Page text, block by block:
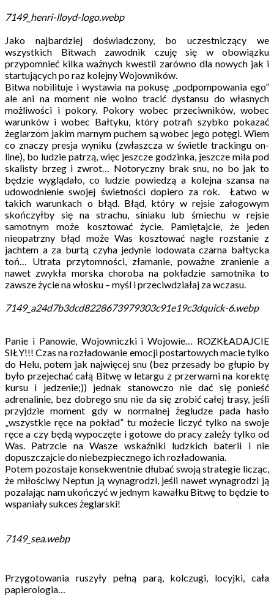
7149_henri-lloyd-logo.webp
Jako najbardziej doświadczony, bo uczestniczący we
wszystkich Bitwach zawodnik czuję się w obowiązku
przypomnieć kilka ważnych kwestii zarówno dla nowych jak i
startujących po raz kolejny Wojowników.
Bitwa nobilituje i wystawia na pokusę „podpompowania ego”
ale ani na moment nie wolno tracić dystansu do własnych
możliwości i pokory. Pokory wobec przeciwników, wobec
warunków i wobec Bałtyku, który potrafi szybko pokazać
żeglarzom jakim marnym puchem są wobec jego potęgi. Wiem
co znaczy presja wyniku (zwłaszcza w świetle trackingu on-
line), bo ludzie patrzą, więc jeszcze godzinka, jeszcze mila pod
skalisty brzeg i zwrot… Notoryczny brak snu, no bo jak to
będzie wyglądało, co ludzie powiedzą a kolejna szansa na
udowodnienie swojej świetności dopiero za rok. Łatwo w
takich warunkach o błąd. Błąd, który w rejsie załogowym
skończyłby się na strachu, siniaku lub śmiechu w rejsie
samotnym może kosztować życie. Pamiętajcie, że jeden
nieopatrzny błąd może Was kosztować nagłe rozstanie z
jachtem a za burtą czyha jedynie lodowata czarna bałtycka
toń… Utrata przytomności, złamanie, poważne zranienie a
nawet zwykła morska choroba na pokładzie samotnika to
zawsze życie na włosku – myśl i przeciwdziałaj za wczasu.
7149_a24d7b3dcd8228673979303c91e19c3dquick-6.webp
Panie i Panowie, Wojowniczki i Wojowie… ROZKŁADAJCIE
SIŁY!!! Czas na rozładowanie emocji postartowych macie tylko
do Helu, potem jak najwięcej snu (bez przesady bo głupio by
było przejechać całą Bitwę w letargu z przerwami na korektę
kursu i jedzenie;)) jednak stanowczo nie dać się ponieść
adrenalinie, bez dobrego snu nie da się zrobić całej trasy, jeśli
przyjdzie moment gdy w normalnej żegludze pada hasło
„wszystkie ręce na pokład” tu możecie liczyć tylko na swoje
ręce a czy będą wypoczęte i gotowe do pracy zależy tylko od
Was. Patrzcie na Wasze wskaźniki ludzkich baterii i nie
dopuszczajcie do niebezpiecznego ich rozładowania.
Potem pozostaje konsekwentnie dłubać swoją strategie licząc,
że miłościwy Neptun ją wynagrodzi, jeśli nawet wynagrodzi ją
pozalając nam ukończyć w jednym kawałku Bitwę to będzie to
wspaniały sukces żeglarski!
7149_sea.webp
Przygotowania ruszyły pełną parą, kolczugi, locyjki, cała
papierologia…